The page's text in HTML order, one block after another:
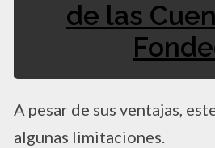
de las
A pesar de sus ventajas,
algunas limitaciones.